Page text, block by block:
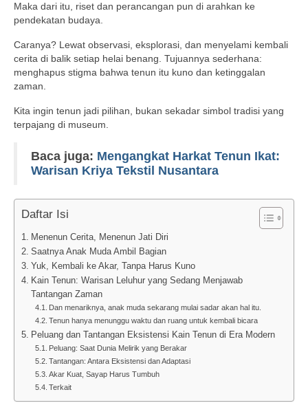
Maka dari itu, riset dan perancangan pun di arahkan ke
pendekatan budaya.
Caranya? Lewat observasi, eksplorasi, dan menyelami kembali
cerita di balik setiap helai benang. Tujuannya sederhana:
menghapus stigma bahwa tenun itu kuno dan ketinggalan
zaman.
Kita ingin tenun jadi pilihan, bukan sekadar simbol tradisi yang
terpajang di museum.
Baca juga: Mengangkat Harkat Tenun Ikat:
Warisan Kriya Tekstil Nusantara
Daftar Isi
Menenun Cerita, Menenun Jati Diri
Saatnya Anak Muda Ambil Bagian
Yuk, Kembali ke Akar, Tanpa Harus Kuno
Kain Tenun: Warisan Leluhur yang Sedang Menjawab
Tantangan Zaman
Dan menariknya, anak muda sekarang mulai sadar akan hal itu.
Tenun hanya menunggu waktu dan ruang untuk kembali bicara
Peluang dan Tantangan Eksistensi Kain Tenun di Era Modern
Peluang: Saat Dunia Melirik yang Berakar
Tantangan: Antara Eksistensi dan Adaptasi
Akar Kuat, Sayap Harus Tumbuh
Terkait